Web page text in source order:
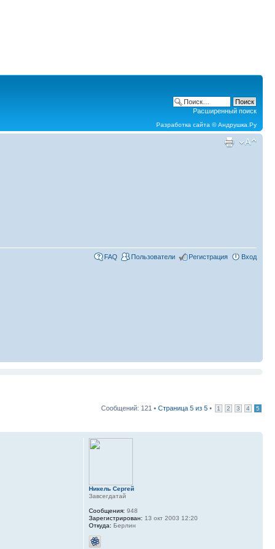
Расширенный поиск
Разработка сайта ©Андрушка.Ру
FAQ Пользователи Регистрация Вход
Сообщений: 121 • Страница 5 из 5 • 1 2 3 4 5
Никель Сергей
Завсегдатай
Сообщения: 948
Зарегистрирован: 13 окт 2003 12:20
Откуда: Берлин